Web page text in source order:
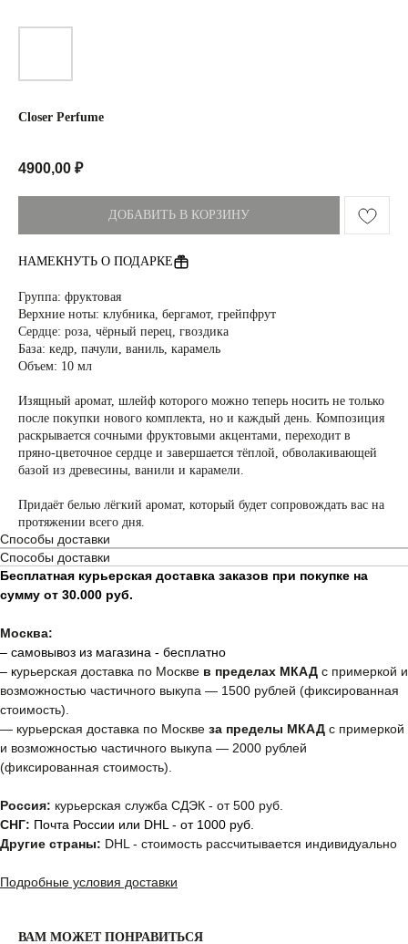
Closer Perfume
4900,00 ₽
ДОБАВИТЬ В КОРЗИНУ
НАМЕКНУТЬ О ПОДАРКЕ
Группа: фруктовая
Верхние ноты: клубника, бергамот, грейпфрут
Сердце: роза, чёрный перец, гвоздика
База: кедр, пачули, ваниль, карамель
Объем: 10 мл
Изящный аромат, шлейф которого можно теперь носить не только
после покупки нового комплекта, но и каждый день. Композиция
раскрывается сочными фруктовыми акцентами, переходит в
пряно-цветочное сердце и завершается тёплой, обволакивающей
базой из древесины, ванили и карамели.
Придаёт белью лёгкий аромат, который будет сопровождать вас на
протяжении всего дня.
Способы доставки
Способы доставки
Бесплатная курьерская доставка заказов при покупке на
сумму от 30.000 руб.
Москва:
– самовывоз из магазина - бесплатно
– курьерская доставка по Москве в пределах МКАД с примеркой и
возможностью частичного выкупа — 1500 рублей (фиксированная
стоимость).
— курьерская доставка по Москве за пределы МКАД с примеркой
и возможностью частичного выкупа — 2000 рублей
(фиксированная стоимость).
Россия: курьерская служба СДЭК - от 500 руб.
СНГ: Почта России или DHL - от 1000 руб.
Другие страны: DHL - стоимость рассчитывается индивидуально
Подробные условия доставки
ВАМ МОЖЕТ ПОНРАВИТЬСЯ